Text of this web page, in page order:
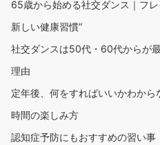
65歳から始める社交ダンス｜フ
新しい健康習慣”
社交ダンスは50代・60代からが
理由
定年後、何をすればいいかわか
時間の楽しみ方
認知症予防にもおすすめの習い